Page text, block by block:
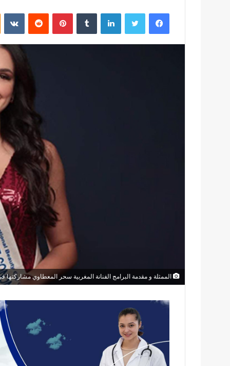
فيسبوك تويتر لينكدإن بينتيريست
الممثلة و مقدمة البرامج الفنانة المغربية سحر المعطاوي مشاركتها